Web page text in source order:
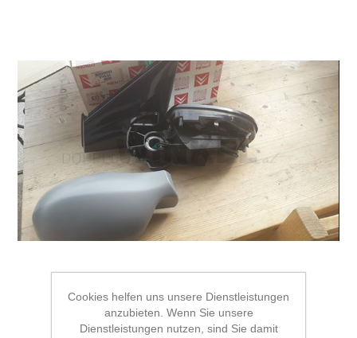
Cookies helfen uns unsere Dienstleistungen
anzubieten. Wenn Sie unsere
Dienstleistungen nutzen, sind Sie damit